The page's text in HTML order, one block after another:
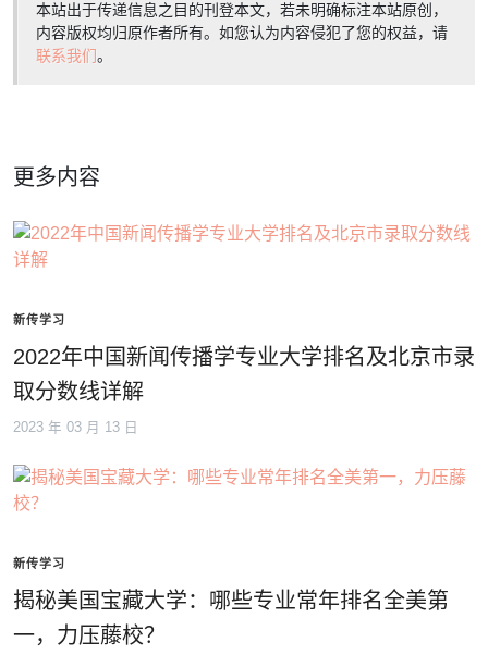
本站出于传递信息之目的刊登本文，若未明确标注本站原创，
内容版权均归原作者所有。如您认为内容侵犯了您的权益，请
联系我们。
更多内容
新传学习
2022年中国新闻传播学专业大学排名及北京市录
取分数线详解
2023 年 03 月 13 日
新传学习
揭秘美国宝藏大学：哪些专业常年排名全美第
一，力压藤校？